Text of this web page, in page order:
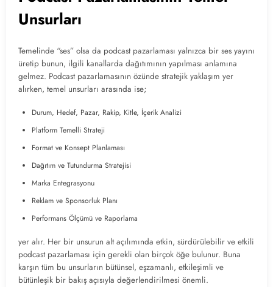
Unsurları
Temelinde “ses” olsa da podcast pazarlaması yalnızca bir ses yayını
üretip bunun, ilgili kanallarda dağıtımının yapılması anlamına
gelmez. Podcast pazarlamasının özünde stratejik yaklaşım yer
alırken, temel unsurları arasında ise;
Durum, Hedef, Pazar, Rakip, Kitle, İçerik Analizi
Platform Temelli Strateji
Format ve Konsept Planlaması
Dağıtım ve Tutundurma Stratejisi
Marka Entegrasyonu
Reklam ve Sponsorluk Planı
Performans Ölçümü ve Raporlama
yer alır. Her bir unsurun alt açılımında etkin, sürdürülebilir ve etkili
podcast pazarlaması için gerekli olan birçok öğe bulunur. Buna
karşın tüm bu unsurların bütünsel, eşzamanlı, etkileşimli ve
bütünleşik bir bakış açısıyla değerlendirilmesi önemli.